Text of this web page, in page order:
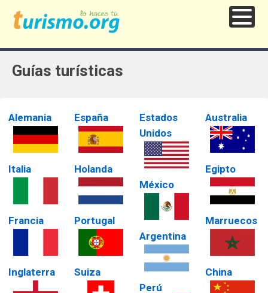
Guías turísticas
Alemania
Italia
Francia
Inglaterra
España
Holanda
Portugal
Suiza
Estados
Unidos
México
Argentina
Perú
Australia
Egipto
Marruecos
China